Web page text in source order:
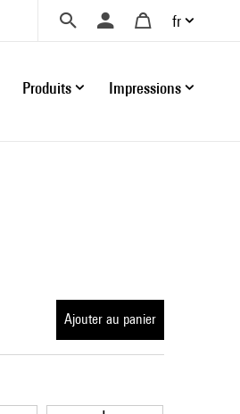
fr
Produits Impressions
Ajouter au panier